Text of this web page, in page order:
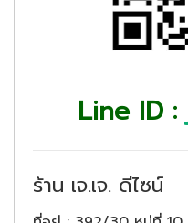
Line ID :
ร้าน เจ.เจ. ดีไซน์